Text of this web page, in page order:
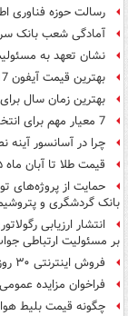
رسالت حوزه فناوری
آمادگی شعب بانک
نشان تعهد به
بهترین قیمت آیفون 17 در بازرگانی سیب؛ مقایسه نرمال، پرو و پرو مکس
بهترین زمان سال
7 معیار مهم برای انتخاب جراح بینی؛ از بررسی نمونه‌کار تا حفظ تنفس
چرا در آسانسور آینه
قیمت طلا تا آبان ماه ۱۴۰۵ به چه عددی می‌رسد؟
حمایت از پروژه‌های
بانک گردشگری و
انتشار ارزیابی
بر مسئولیت ارتباطی
فروش اینترنتی ۳۰ روزه محصولات ایران‌خودرو در روزهای ۳۰ و ۳۱ تیر ماه
فراخوان مزایده
چگونه قیمت بلیط